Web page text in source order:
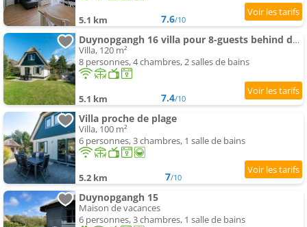
5.1 km 7.6/10
Duynopgangh 16 villa pour 8-guests behind dunes
Villa, 120 m²
8 personnes, 4 chambres, 2 salles de bains
5.1 km 7.4/10
Villa proche de plage
Villa, 100 m²
6 personnes, 3 chambres, 1 salle de bains
5.2 km 7/10
Duynopgangh 15
Maison de vacances
6 personnes, 3 chambres, 1 salle de bains